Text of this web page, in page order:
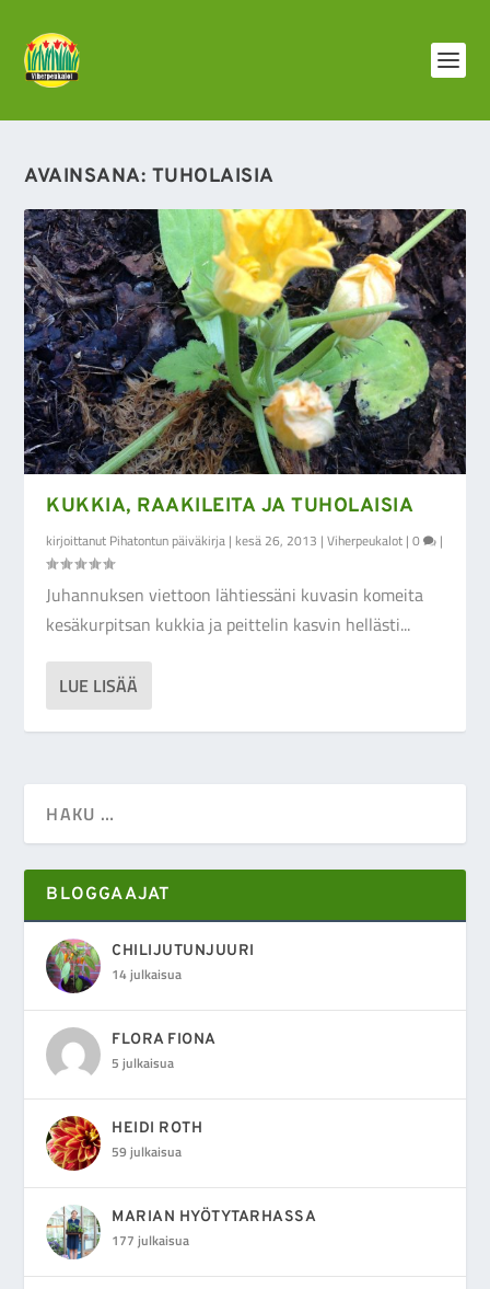
AVAINSANA: TUHOLAISIA
KUKKIA, RAAKILEITA JA TUHOLAISIA
kirjoittanut Pihatontun päiväkirja | kesä 26, 2013 |Viherpeukalot |0 |
Juhannuksen viettoon lähtiessäni kuvasin komeita
kesäkurpitsan kukkia ja peittelin kasvin hellästi...
LUE LISÄÄ
BLOGGAAJAT
CHILIJUTUNJUURI
14 julkaisua
FLORA FIONA
5 julkaisua
HEIDI ROTH
59 julkaisua
MARIAN HYÖTYTARHASSA
177 julkaisua